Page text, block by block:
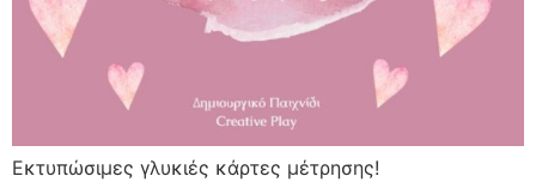
Εκτυπώσιμες γλυκιές κάρτες μέτρησης!